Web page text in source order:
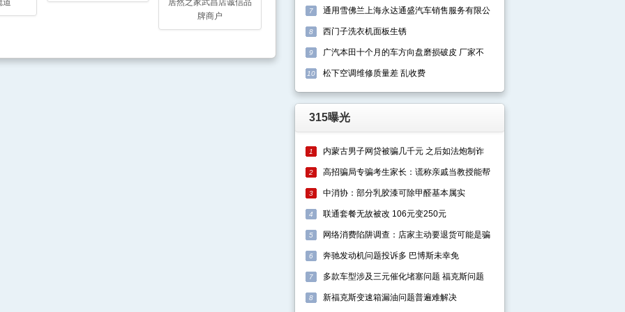
道
居然之家武昌店诚信品
牌商户
7 通用雪佛兰上海永达通盛汽车销售服务有限公
8 西门子洗衣机面板生锈
9 广汽本田十个月的车方向盘磨损破皮 厂家不
10 松下空调维修质量差 乱收费
315曝光
1 内蒙古男子网贷被骗几千元 之后如法炮制诈
2 高招骗局专骗考生家长：谎称亲戚当教授能帮
3 中消协：部分乳胶漆可除甲醛基本属实
4 联通套餐无故被改 106元变250元
5 网络消费陷阱调查：店家主动要退货可能是骗
6 奔驰发动机问题投诉多 巴博斯未幸免
7 多款车型涉及三元催化堵塞问题 福克斯问题
8 新福克斯变速箱漏油问题普遍难解决